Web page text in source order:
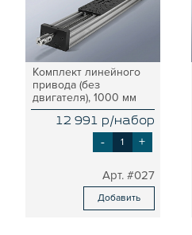
НАБОРЫ
ПЕТЛИ, РУЧКИ, ЗАМКИ, ЗАЩЕЛКИ
ЭЛЕМЕНТЫ ДЛЯ КРЕПЛЕНИЯ
ПАНЕЛЕЙ, ЛИСТА, СЕТКИ
ОПОРЫ, ПОДВЕСЫ
КОМПОНЕНТЫ ДЛЯ КОНВЕЙЕРОВ
МЕТРИЧЕСКИЙ КРЕПЕЖ
ПЛАСТИКОВЫЕ КОРОБКИ
Комплект линейного
привода (без
двигателя), 1000 мм
12 991 р/набор
- +
#027
Добавить